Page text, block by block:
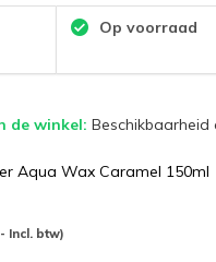
Op voorraad
de winkel:Beschikbaarheid
Aqua Wax Caramel 150ml
Incl. btw)